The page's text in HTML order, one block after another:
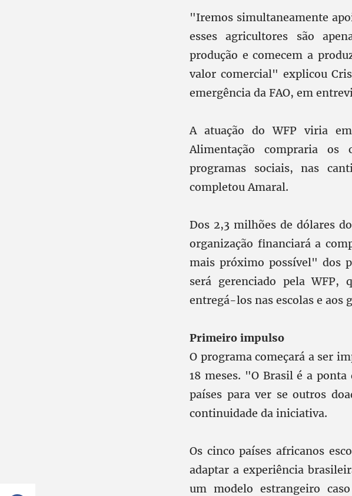
"Iremos simultaneamente
esses agricultores são
produção e comecem a
valor comercial" explicou
emergência da FAO, em
A atuação do WFP viria
Alimentação compraria
programas sociais, nas
completou Amaral.
Dos 2,3 milhões de dólares
organização financiará a
mais próximo possível" dos
será gerenciado pela
entregá-los nas escolas e aos
Primeiro impulso
O programa começará a ser
18 meses. "O Brasil é a
países para ver se outros
continuidade da iniciativa.
Os cinco países africanos
adaptar a experiência
um modelo estrangeiro